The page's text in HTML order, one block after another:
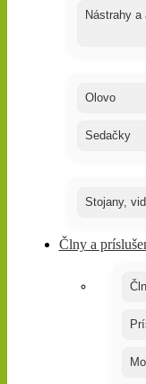
Nástrahy a
Olovo
Sedačky
Stojany,
Člny a